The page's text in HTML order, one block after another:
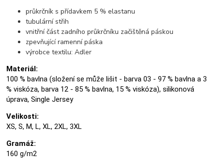
průkrčník s přídavkem 5 % elastanu
tubulární střih
vnitřní část zadního průkrčníku začištěná páskou
zpevňující ramenní páska
výrobce textilu: Adler
Materiál:
100 % bavlna (složení se může lišit - barva 03 - 97 % bavlna a 3
% viskóza, barva 12 - 85 % bavlna, 15 % viskóza), silikonová
úprava, Single Jersey
Velikosti:
XS, S, M, L, XL, 2XL, 3XL
Gramáž:
160 g/m2